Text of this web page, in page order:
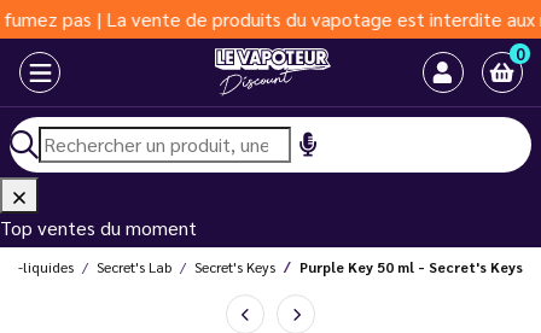
| La vente de produits du vapotage est interdite aux moins
0
Top ventes du moment
E-liquides Secret's Lab Secret's Keys Purple Key 50 ml - Secret's Keys